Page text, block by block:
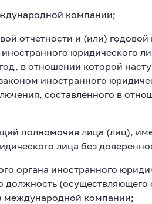
компании;
отчетности и (или)
юридического
в отношении которой
иностранного
составленного в
полномочия лица (лиц),
лица без
органа иностранного
должность (осуществляющего
международной компании;